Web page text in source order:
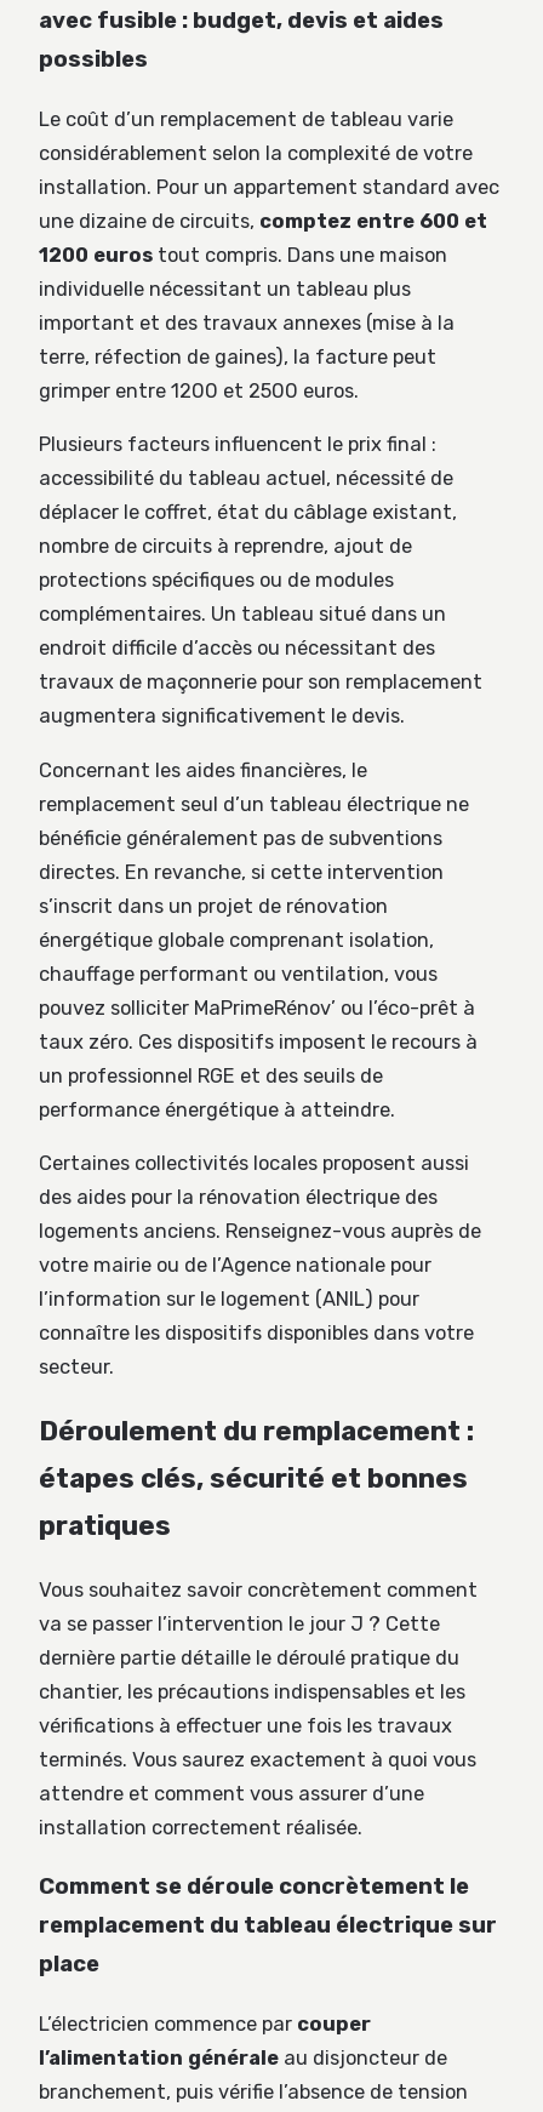
avec fusible : budget, devis et aides
possibles
Le coût d’un remplacement de tableau varie
considérablement selon la complexité de votre
installation. Pour un appartement standard avec
une dizaine de circuits, comptez entre 600 et
1200 euros tout compris. Dans une maison
individuelle nécessitant un tableau plus
important et des travaux annexes (mise à la
terre, réfection de gaines), la facture peut
grimper entre 1200 et 2500 euros.
Plusieurs facteurs influencent le prix final :
accessibilité du tableau actuel, nécessité de
déplacer le coffret, état du câblage existant,
nombre de circuits à reprendre, ajout de
protections spécifiques ou de modules
complémentaires. Un tableau situé dans un
endroit difficile d’accès ou nécessitant des
travaux de maçonnerie pour son remplacement
augmentera significativement le devis.
Concernant les aides financières, le
remplacement seul d’un tableau électrique ne
bénéficie généralement pas de subventions
directes. En revanche, si cette intervention
s’inscrit dans un projet de rénovation
énergétique globale comprenant isolation,
chauffage performant ou ventilation, vous
pouvez solliciter MaPrimeRénov’ ou l’éco-prêt à
taux zéro. Ces dispositifs imposent le recours à
un professionnel RGE et des seuils de
performance énergétique à atteindre.
Certaines collectivités locales proposent aussi
des aides pour la rénovation électrique des
logements anciens. Renseignez-vous auprès de
votre mairie ou de l’Agence nationale pour
l’information sur le logement (ANIL) pour
connaître les dispositifs disponibles dans votre
secteur.
Déroulement du remplacement :
étapes clés, sécurité et bonnes
pratiques
Vous souhaitez savoir concrètement comment
va se passer l’intervention le jour J ? Cette
dernière partie détaille le déroulé pratique du
chantier, les précautions indispensables et les
vérifications à effectuer une fois les travaux
terminés. Vous saurez exactement à quoi vous
attendre et comment vous assurer d’une
installation correctement réalisée.
Comment se déroule concrètement le
remplacement du tableau électrique sur
place
L’électricien commence par couper
l’alimentation générale au disjoncteur de
branchement, puis vérifie l’absence de tension